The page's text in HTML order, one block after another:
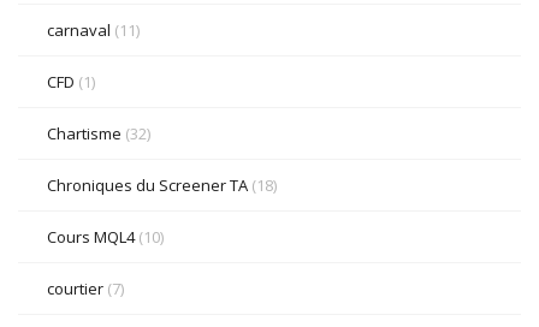
carnaval (11)
CFD (1)
Chartisme (32)
Chroniques du Screener TA (18)
Cours MQL4(10)
courtier (7)